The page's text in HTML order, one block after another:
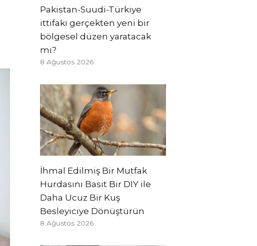
Pakistan-Suudi-Türkiye
ittifakı gerçekten yeni bir
bölgesel düzen yaratacak
mı?
8 Ağustos 2026
İhmal Edilmiş Bir Mutfak
Hurdasını Basit Bir DIY ile
Daha Ucuz Bir Kuş
Besleyiciye Dönüştürün
8 Ağustos 2026